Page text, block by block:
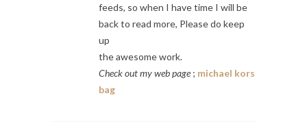
feeds, so when I have time I will be
back to read more, Please do keep
up
the awesome work.
Check out my web page ; michael kors
bag